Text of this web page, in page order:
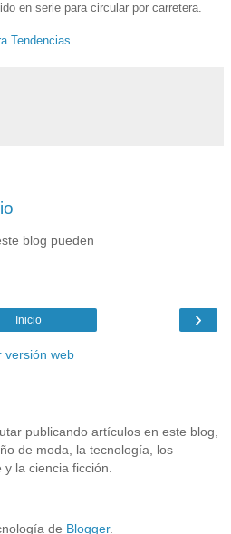
en serie para circular por carretera.
Tendencias
blog pueden
›
Inicio
versión web
publicando artículos en este blog,
de moda, la tecnología, los
la ciencia ficción.
de Blogger.